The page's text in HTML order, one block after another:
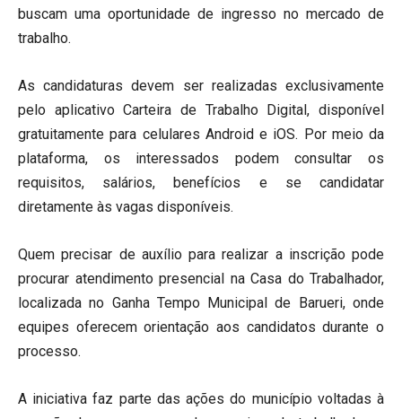
buscam uma oportunidade de ingresso no mercado de
trabalho.
As candidaturas devem ser realizadas exclusivamente
pelo aplicativo Carteira de Trabalho Digital, disponível
gratuitamente para celulares Android e iOS. Por meio da
plataforma, os interessados podem consultar os
requisitos, salários, benefícios e se candidatar
diretamente às vagas disponíveis.
Quem precisar de auxílio para realizar a inscrição pode
procurar atendimento presencial na Casa do Trabalhador,
localizada no Ganha Tempo Municipal de Barueri, onde
equipes oferecem orientação aos candidatos durante o
processo.
A iniciativa faz parte das ações do município voltadas à